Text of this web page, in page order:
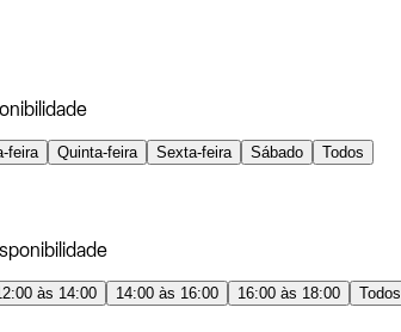
feira Quinta-feira Sexta-feira Sábado Todos
às 14:00 14:00 às 16:00 16:00 às 18:00 Todos